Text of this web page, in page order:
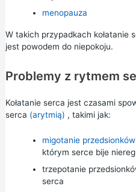
menopauza
W takich przypadkach kołatanie
jest powodem do niepokoju.
Problemy z rytmem
Kołatanie serca jest czasami
serca (arytmią) , takimi jak:
migotanie przedsionków
którym serce bije
trzepotanie
serca